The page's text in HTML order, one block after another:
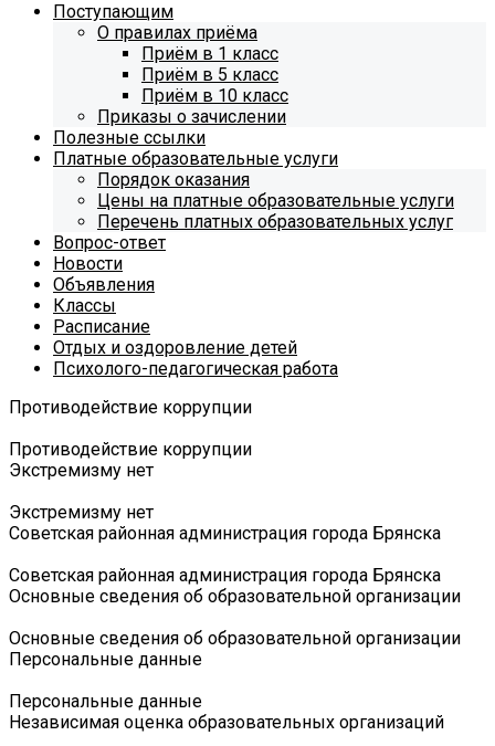
Поступающим
О правилах приёма
Приём в 1 класс
Приём в 5 класс
Приём в 10 класс
Приказы о зачислении
Полезные ссылки
Платные образовательные услуги
Порядок оказания
Цены на платные образовательные услуги
Перечень платных образовательных услуг
Вопрос-ответ
Новости
Объявления
Классы
Расписание
Отдых и оздоровление детей
Психолого-педагогическая работа
Противодействие коррупции
Противодействие коррупции
Экстремизму нет
Экстремизму нет
Советская районная администрация города Брянска
Советская районная администрация города Брянска
Основные сведения об образовательной организации
Основные сведения об образовательной организации
Персональные данные
Персональные данные
Независимая оценка образовательных организаций